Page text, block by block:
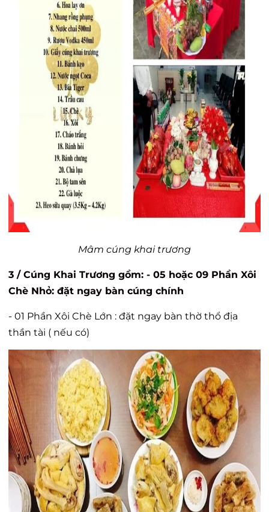
Mâm cúng khai trương
3 / Cúng Khai Trương gồm: - 05 hoặc 09 Phần Xôi
Chè Nhỏ: đặt ngay bàn cúng chính
- 01 Phần Xôi Chè Lớn : đặt ngay bàn thờ thổ địa
thần tài ( nếu có)